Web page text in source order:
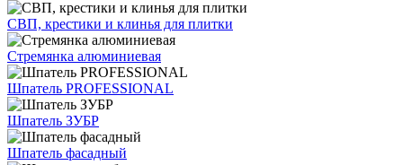
СВП, крестики и клинья для плитки
Стремянка алюминиевая
Шпатель PROFESSIONAL
Шпатель ЗУБР
Шпатель фасадный